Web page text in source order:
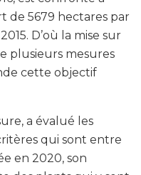
de 5679 hectares par
D’où la mise sur
plusieurs mesures
cette objectif
a évalué les
qui sont entre
en 2020, son